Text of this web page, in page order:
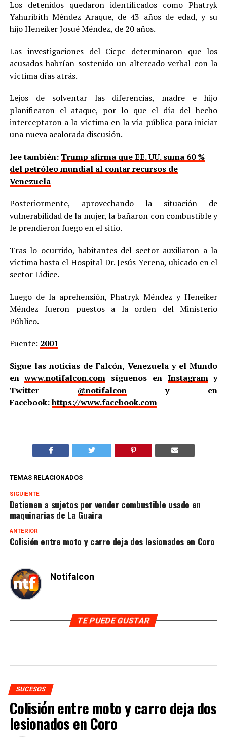
Los detenidos quedaron identificados como Phatryk
Yahuribith Méndez Araque, de 43 años de edad, y su
hijo Heneiker Josué Méndez, de 20 años.
Las investigaciones del Cicpc determinaron que los
acusados habrían sostenido un altercado verbal con la
víctima días atrás.
Lejos de solventar las diferencias, madre e hijo
planificaron el ataque, por lo que el día del hecho
interceptaron a la víctima en la vía pública para iniciar
una nueva acalorada discusión.
lee también: Trump afirma que EE. UU. suma 60 %
del petróleo mundial al contar recursos de
Venezuela
Posteriormente, aprovechando la situación de
vulnerabilidad de la mujer, la bañaron con combustible y
le prendieron fuego en el sitio.
Tras lo ocurrido, habitantes del sector auxiliaron a la
víctima hasta el Hospital Dr. Jesús Yerena, ubicado en el
sector Lídice.
Luego de la aprehensión, Phatryk Méndez y Heneiker
Méndez fueron puestos a la orden del Ministerio
Público.
Fuente: 2001
Sigue las noticias de Falcón, Venezuela y el Mundo
enwww.notifalcon.com síguenos en Instagramy
Twitter @notifalcony en
Facebook:https://www.facebook.com
TEMAS RELACIONADOS
SIGUIENTE
Detienen a sujetos por vender combustible usado en
maquinarias de La Guaira
ANTERIOR
Colisión entre moto y carro deja dos lesionados en Coro
Notifalcon
TE PUEDE GUSTAR
SUCESOS
Colisión entre moto y carro deja dos
lesionados en Coro